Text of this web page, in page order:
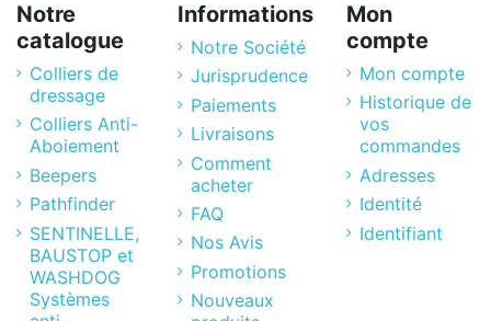
Notre
catalogue
Colliers de
dressage
Colliers Anti-
Aboiement
Beepers
Pathfinder
SENTINELLE,
BAUSTOP et
WASHDOG
Systèmes
Informations
Notre Société
Jurisprudence
Paiements
Livraisons
Comment
acheter
FAQ
Nos Avis
Promotions
Nouveaux
Mon
compte
Mon compte
Historique de
vos
commandes
Adresses
Identité
Identifiant